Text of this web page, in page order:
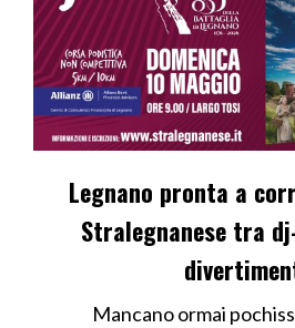
Legnano pronta a
Stralegnanese tra
Mancano ormai